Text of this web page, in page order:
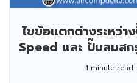
ไขข้อแตกต่างระหว่
Speed และ ปั๊มลมส
1 minute read